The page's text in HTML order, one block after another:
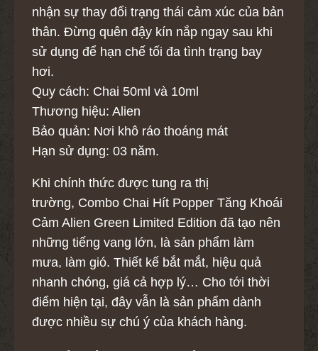
nhận sự thay đổi trạng thái cảm xúc của bản
thân. Đừng quên đậy kín nắp ngay sau khi
sử dụng để hạn chế tối đa tình trạng bay
hơi.
Quy cách: Chai 50ml và 10ml
Thương hiệu: Alien
Bảo quản: Nơi khô ráo thoáng mát
Hạn sử dụng: 03 năm.
Khi chính thức được tung ra thị
trường, Combo Chai Hít Popper Tăng Khoái
Cảm Alien Green Limited Edition đã tạo nên
những tiếng vang lớn, là sản phẩm làm
mưa, làm gió. Thiết kế bắt mắt, hiệu quả
nhanh chóng, giá cả hợp lý… Cho tới thời
điểm hiện tại, đây vẫn là sản phẩm dành
được nhiều sự chú ý của khách hàng.